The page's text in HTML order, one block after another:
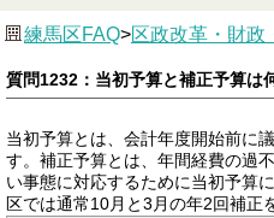
練馬区FAQ>区政改革・財政
質問1232：当初予算と補正予算は
当初予算とは、会計年度開始前に
す。補正予算とは、年間経費の過
い事態に対応するために当初予算
区では通常10月と3月の年2回補正